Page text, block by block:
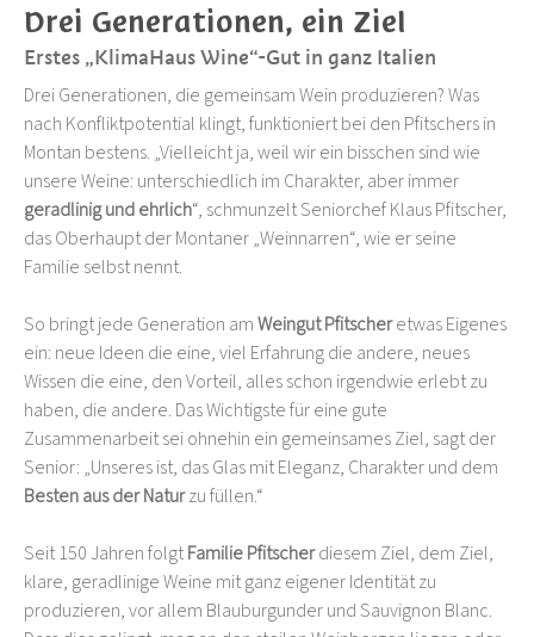
Drei Generationen, ein Ziel
Erstes „KlimaHaus Wine“-Gut in ganz Italien
Drei Generationen, die gemeinsam Wein produzieren? Was
nach Konfliktpotential klingt, funktioniert bei den Pfitschers in
Montan bestens. „Vielleicht ja, weil wir ein bisschen sind wie
unsere Weine: unterschiedlich im Charakter, aber immer
geradlinig und ehrlich“, schmunzelt Seniorchef Klaus Pfitscher,
das Oberhaupt der Montaner „Weinnarren“, wie er seine
Familie selbst nennt.
So bringt jede Generation amWeingut Pfitscheretwas Eigenes
ein: neue Ideen die eine, viel Erfahrung die andere, neues
Wissen die eine, den Vorteil, alles schon irgendwie erlebt zu
haben, die andere. Das Wichtigste für eine gute
Zusammenarbeit sei ohnehin ein gemeinsames Ziel, sagt der
Senior: „Unseres ist, das Glas mit Eleganz, Charakter und dem
Besten aus der Naturzu füllen.“
Seit 150 Jahren folgtFamilie Pfitscherdiesem Ziel, dem Ziel,
klare, geradlinige Weine mit ganz eigener Identität zu
produzieren, vor allem Blauburgunder und Sauvignon Blanc.